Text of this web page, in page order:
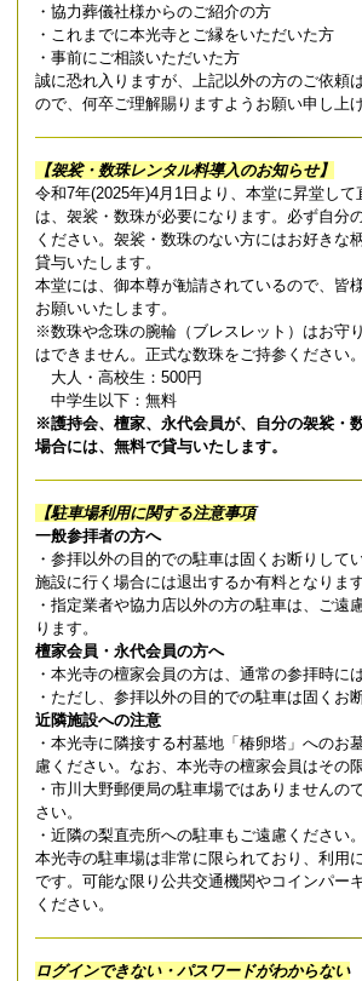
・協力葬儀社様からのご紹介の方
・これまでに本光寺とご縁をいただいた方
・事前にご相談いただいた方
誠に恐れ入りますが、上記以外の方のご依頼
ので、何卒ご理解賜りますようお願い申し上げ
【袈裟・数珠レンタル料導入のお知らせ】
令和7年(2025年)4月1日より、本堂に昇堂して
は、袈裟・数珠が必要になります。必ず自分
ください。袈裟・数珠のない方にはお好きな
貸与いたします。
本堂には、御本尊が勧請されているので、皆
お願いいたします。
※数珠や念珠の腕輪（ブレスレット）はお守
はできません。正式な数珠をご持参ください。
大人・高校生：500円
中学生以下：無料
※護持会、檀家、永代会員が、自分の袈裟・
場合には、無料で貸与いたします。
【駐車場利用に関する注意事項
一般参拝者の方へ
・参拝以外の目的での駐車は固くお断りして
施設に行く場合には退出するか有料となります
・指定業者や協力店以外の方の駐車は、ご遠
ります。
檀家会員・永代会員の方へ
・本光寺の檀家会員の方は、通常の参拝時に
・ただし、参拝以外の目的での駐車は固くお
近隣施設への注意
・本光寺に隣接する村墓地「椿卵塔」へのお
慮ください。なお、本光寺の檀家会員はその
・市川大野郵便局の駐車場ではありませんの
さい。
・近隣の梨直売所への駐車もご遠慮ください。
本光寺の駐車場は非常に限られており、利用
です。可能な限り公共交通機関やコインパー
ください。
ログインできない・パスワードがわからない